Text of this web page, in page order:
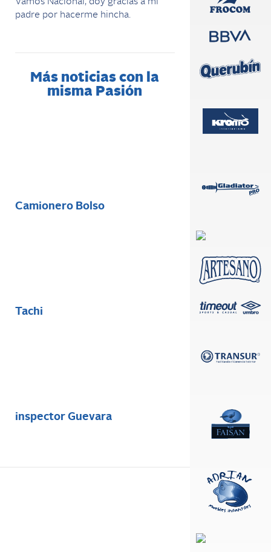
padre por hacerme hincha.
Más noticias con la
misma Pasión
Camionero Bolso
Tachi
inspector Guevara